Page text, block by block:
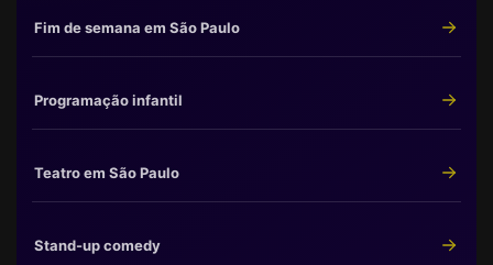
Fim de semana em São Paulo
Programação infantil
Teatro em São Paulo
Stand-up comedy